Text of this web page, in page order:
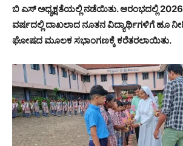
ಬಿ ಎಸ್ ಅಧ್ಯಕ್ಷತೆಯಲ್ಲಿ ನಡೆಯಿತು. ಆರಂಭದಲ್ಲಿ 2026-
ವರ್ಷದಲ್ಲಿ ದಾಖಲಾದ ನೂತನ ವಿದ್ಯಾರ್ಥಿಗಳಿಗೆ ಹೂ
ಘೋಷದ ಮೂಲಕ ಸಭಾಂಗಣಕ್ಕೆ ಕರೆತರಲಾಯಿತು.